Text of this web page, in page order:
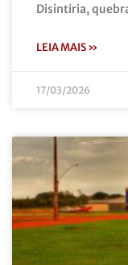
Disintiria,
LEIA MAIS »
17/03/2026